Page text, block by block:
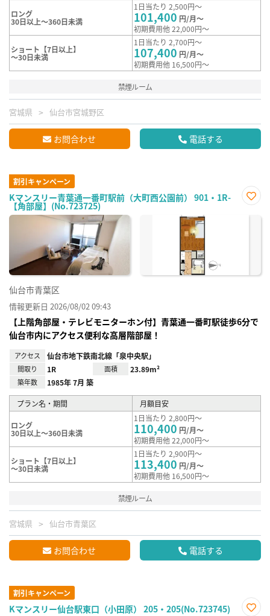
ロング
30日以上～360日未満
1日当たり 2,500円～
101,400 円/月～
初期費用他 22,000円～
ショート【7日以上】
～30日未満
1日当たり 2,700円～
107,400 円/月～
初期費用他 16,500円～
禁煙ルーム
宮城県 仙台市宮城野区
お問合わせ 電話する
割引キャンペーン
Kマンスリー青葉通一番町駅前（大町西公園前） 901・1R-
【角部屋】(No.723725)
に入
仙台市青葉区
情報更新日 2026/08/02 09:43
【上階角部屋・テレビモニターホン付】青葉通一番町駅徒歩6分で
仙台市内にアクセス便利な高層階部屋！
アクセス 仙台市地下鉄南北線「泉中央駅」
間取り 1R 面積 23.89m²
築年数 1985年 7月 築
プラン名・期間 月額目安
ロング
30日以上～360日未満
1日当たり 2,800円～
110,400 円/月～
初期費用他 22,000円～
ショート【7日以上】
～30日未満
1日当たり 2,900円～
113,400 円/月～
初期費用他 16,500円～
禁煙ルーム
宮城県 仙台市青葉区
お問合わせ 電話する
割引キャンペーン
Kマンスリー仙台駅東口（小田原） 205・205(No.723745)